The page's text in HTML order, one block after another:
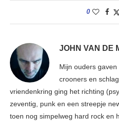
0
JOHN VAN DE
Mijn ouders gaven
crooners en
vriendenkring ging het richting
zeventig, punk en een streepje
toen nog simpelweg hard rock en